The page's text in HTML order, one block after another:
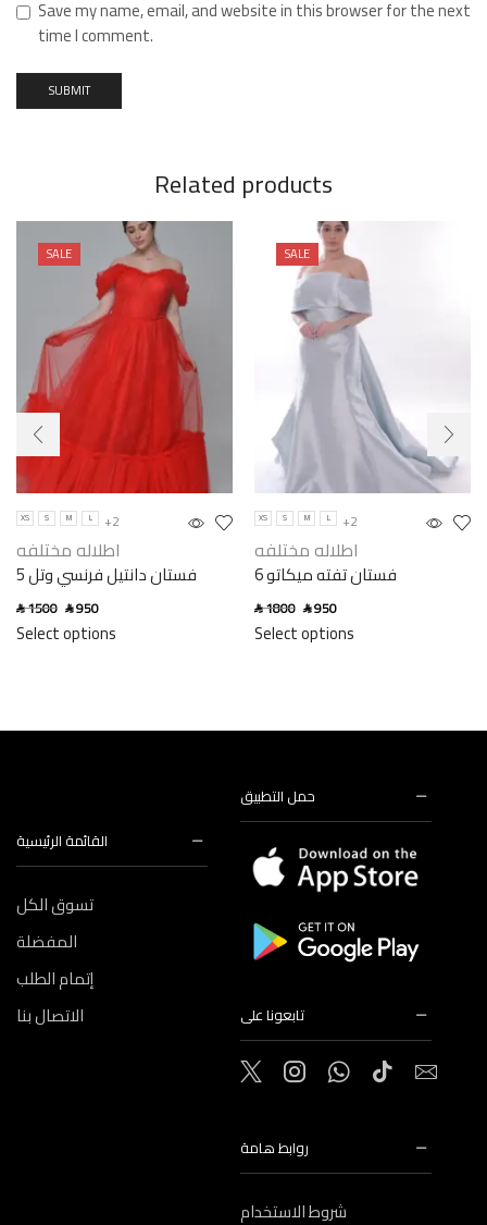
Save my name, email, and website in this browser for the next
time I comment.
Related products
SALE
XS S M L +2
اطلاله مختلفه
فستان دانتيل فرنسي وتل 5
SAR1500 SAR950
Select options
SALE
XS S M L +2
اطلاله مختلفه
فستان تفته ميكاتو 6
SAR1800 SAR950
Select options
القائمة الرئيسية
تسوق الكل
المفضلة
إتمام الطلب
الاتصال بنا
حمل التطبيق
تابعونا على
روابط هامة
شروط الاستخدام